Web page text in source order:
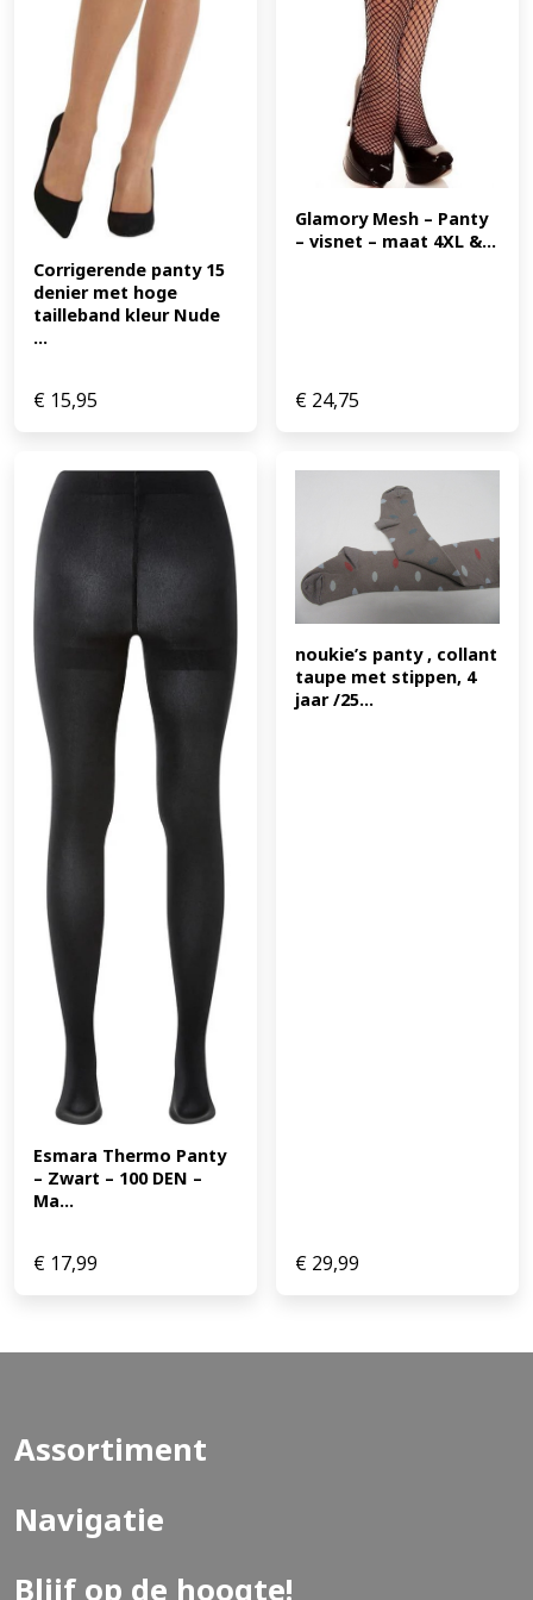
Corrigerende panty 15
denier met hoge
tailleband kleur Nude
...
€ 15,95
Glamory Mesh – Panty
– visnet – maat 4XL &...
€ 24,75
Esmara Thermo Panty
– Zwart – 100 DEN –
Ma...
€ 17,99
noukie’s panty , collant
taupe met stippen, 4
jaar /25...
€ 29,99
Assortiment
Navigatie
Blijf op de hoogte!